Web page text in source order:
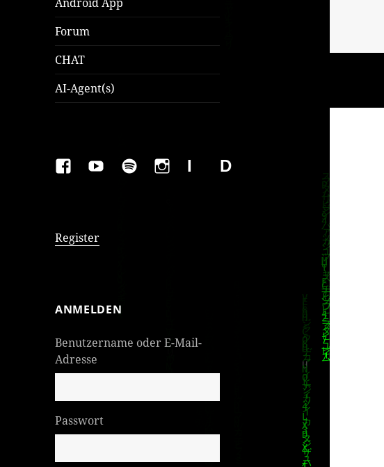
Forum
CHAT
AI-Agent(s)
FAKEBOOK
YOUTUBESPOTIFYINSTAGRAM
IMPRESSUMDatenschutzerklärung
Register
ANMELDEN
Benutzername oder E-Mail-
Adresse
Passwort